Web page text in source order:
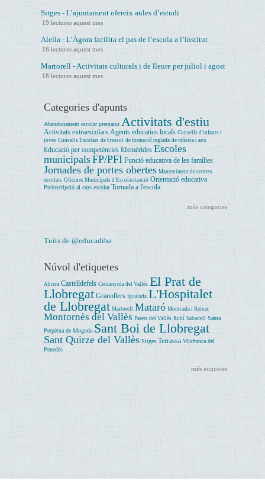
Sitges - L’ajuntament ofereix aules d’estudi
19 lectures aquest mes
Alella - L’Àgora facilita el pas de l’escola a l’institut
18 lectures aquest mes
Martorell - Activitats culturals i de lleure per juliol i agost
18 lectures aquest mes
Categories d'apunts
Abandonament escolar prematur Activitats d'estiu
Activitats extraescolars Agents educatius locals Consells d'infants i
joves Consells Escolars de bressol de formació reglada de música i arts
Educació per competències Efemèrides Escoles
municipalsFP/PFI Funció educativa de les famílies
Jornades de portes obertes Manteniment de centres
escolars Oficines Municipals d'Escolarització Orientació educativa
Preinscripció al curs escolar Tornada a l'escola
més categories
Tuits de @educadiba
Núvol d'etiquetes
Abrera Castelldefels Cerdanyola del Vallès El Prat de
Llobregat Granollers Igualada L'Hospitalet
de Llobregat Martorell Mataró Montcada i Reixac
Montornès del Vallès Parets del Vallès Rubí Sabadell Santa
Perpètua de Mogoda Sant Boi de Llobregat
Sant Quirze del Vallès Sitges Terrassa Vilafranca del
Penedès
més etiquetes